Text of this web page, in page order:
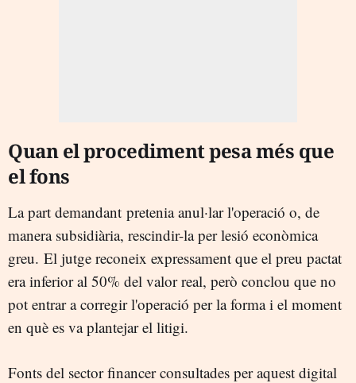
Quan el procediment pesa més que
el fons
La part demandant pretenia anul·lar l'operació o, de
manera subsidiària, rescindir-la per lesió econòmica
greu. El jutge reconeix expressament que el preu pactat
era inferior al 50% del valor real, però conclou que no
pot entrar a corregir l'operació per la forma i el moment
en què es va plantejar el litigi.
Fonts del sector financer consultades per aquest digital